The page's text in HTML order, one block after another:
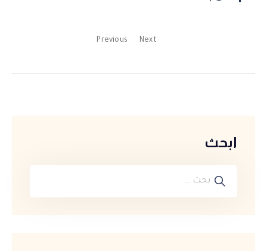
Previous Next
ابحث